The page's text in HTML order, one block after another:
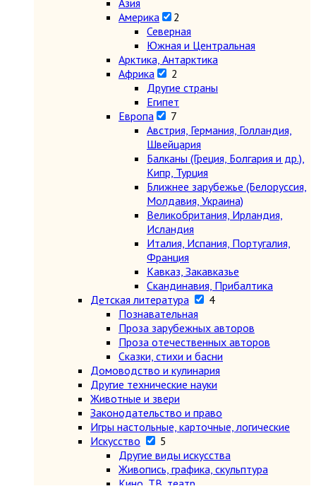
Азия
Америка
2
Северная
Южная и Центральная
Арктика, Антарктика
Африка
2
Другие страны
Египет
Европа
7
Австрия, Германия, Голландия,
Швейцария
Балканы (Греция, Болгария и др.),
Кипр, Турция
Ближнее зарубежье (Белоруссия,
Молдавия, Украина)
Великобритания, Ирландия,
Исландия
Италия, Испания, Португалия,
Франция
Кавказ, Закавказье
Скандинавия, Прибалтика
Детская литература
4
Познавательная
Проза зарубежных авторов
Проза отечественных авторов
Сказки, стихи и басни
Домоводство и кулинария
Другие технические науки
Животные и звери
Законодательство и право
Игры настольные, карточные, логические
Искусство
5
Другие виды искусства
Живопись, графика, скульптура
Кино, ТВ, театр